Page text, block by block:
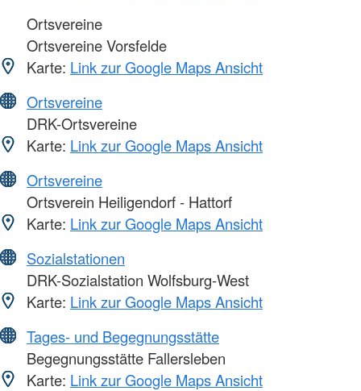
Ortsvereine
Ortsvereine Vorsfelde
Karte: Link zur Google Maps Ansicht
Ortsvereine
DRK-Ortsvereine
Karte: Link zur Google Maps Ansicht
Ortsvereine
Ortsverein Heiligendorf - Hattorf
Karte: Link zur Google Maps Ansicht
Sozialstationen
DRK-Sozialstation Wolfsburg-West
Karte: Link zur Google Maps Ansicht
Tages- und Begegnungsstätte
Begegnungsstätte Fallersleben
Karte: Link zur Google Maps Ansicht